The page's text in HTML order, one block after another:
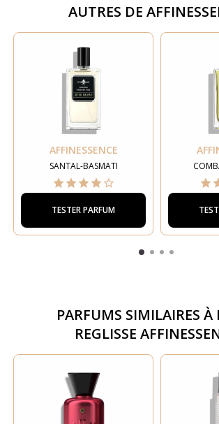
AUTRES DE
AFFINESSENCE
SANTAL-BASMATI
TESTER PARFUM
PARFUMS SIMILAIRES À
REGLISSE